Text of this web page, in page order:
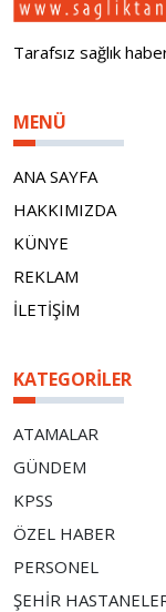
Tarafsız sağlık
MENÜ
ANA SAYFA
HAKKIMIZDA
KÜNYE
REKLAM
İLETİŞİM
KATEGORILER
ATAMALAR
GÜNDEM
KPSS
ÖZEL HABER
PERSONEL
ŞEHİR